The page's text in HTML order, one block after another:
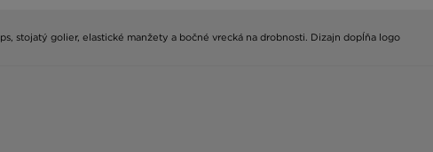
stojatý golier, elastické manžety a bočné vrecká na drobnosti. Dizajn dopĺňa logo